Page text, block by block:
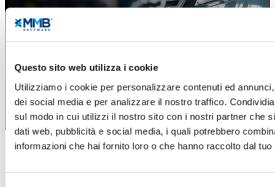
Questo sito web utilizza i cookie
Utilizziamo i cookie per personalizzare contenuti ed
dei social media e per analizzare il nostro traffico.
sul modo in cui utilizzi il nostro sito con i nostri partner che
dati web, pubblicità e social media, i quali potrebbero
informazioni che hai fornito loro o che hanno raccolto dal